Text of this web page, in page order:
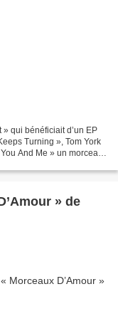
qui bénéficiait d’un EP
Turning », Tom York
And Me » un morceau
» de